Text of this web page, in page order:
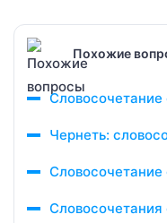
Похожие
Чернеть:
Словосочетания